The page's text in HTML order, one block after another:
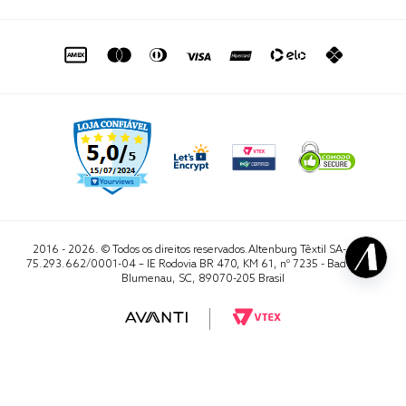
sac@altenburg.com.br
2016 - 2026. © Todos os direitos reservados.Altenburg Têxtil SA- CNPJ
75.293.662/0001-04 – IE Rodovia BR 470, KM 61, nº 7235 - Badenfurt,
Blumenau, SC, 89070-205 Brasil